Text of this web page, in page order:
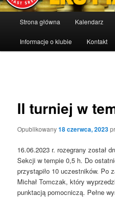
Strona główna Kalendarz
Informacje o klubie Kontakt
II turniej w
Opublikowany18 czerwca, 2023
16.06.2023 r. rozegrany został
Sekcji w tempie 0,5 h. Do
przystąpiło 10 uczestników. Po
Michał Tomczak, który
punktacją pomocniczą. Pełne